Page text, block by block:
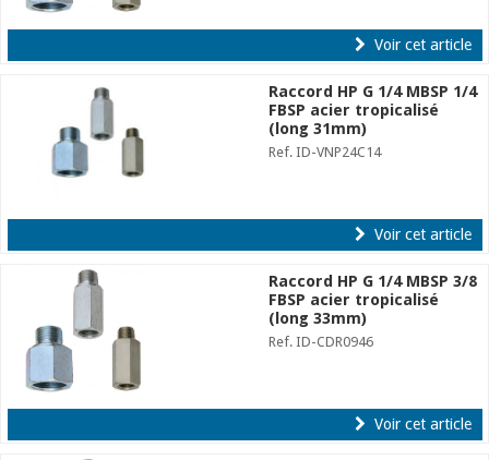
Voir cet article
Raccord HP G 1/4 MBSP 1/4
FBSP acier tropicalisé
(long 31mm)
Ref. ID-VNP24C14
Voir cet article
Raccord HP G 1/4 MBSP 3/8
FBSP acier tropicalisé
(long 33mm)
Ref. ID-CDR0946
Voir cet article